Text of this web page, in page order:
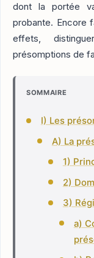
dont la portée
probante. Encore
effets,
présomptions de
SOMMAIRE
I) Les
A) La
1)
2)
3)
a)